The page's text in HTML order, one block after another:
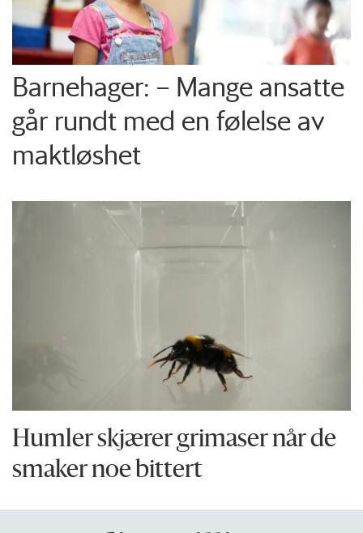
Barnehager: – Mange ansatte
går rundt med en følelse av
maktløshet
Humler skjærer grimaser når de
smaker noe bittert